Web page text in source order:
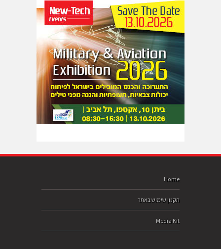
Home
תקנון שימוש באתר
Media Kit